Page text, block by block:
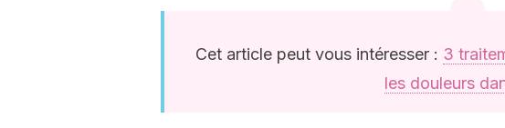
Cet article peut vous intéresser : 3
les douleurs